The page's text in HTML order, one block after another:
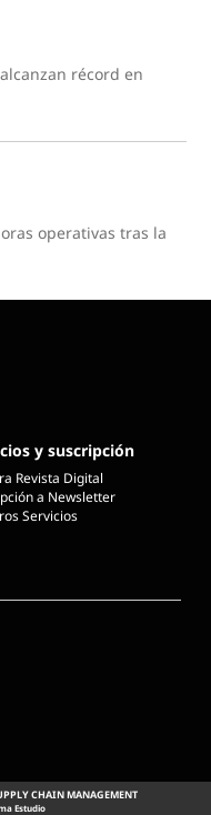
récord en
operativas tras la
y suscripción
Revista Digital
a Newsletter
Servicios
CHAIN MANAGEMENT
Estudio